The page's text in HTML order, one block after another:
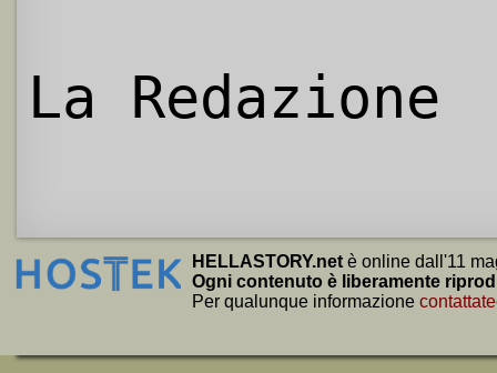
La Redazione
HELLASTORY.net è online dall'11
Ogni contenuto è liberamente
Per qualunque informazione